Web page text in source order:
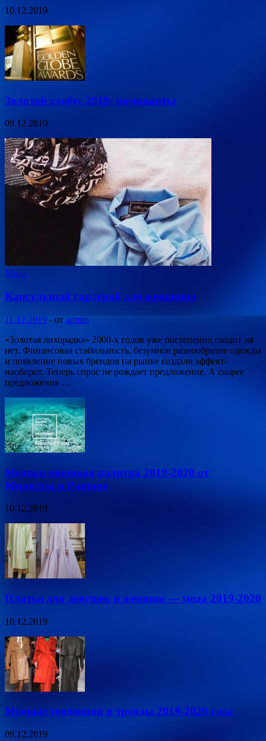
10.12.2019
Золотой глобус 2019: номинанты
09.12.2019
Мода
Капсульный гардероб для женщины
11.12.2019 - от admin
«Золотая лихорадка» 2000-х годов уже постепенно сходит на
нет. Финансовая стабильность, безумное разнообразие одежды
и появление новых брендов на рынке создали эффект-
наоборот. Теперь спрос не рождает предложение. А скорее
предложения …
Модная цветовая палитра 2019-2020 от
Милитты и Pantone
10.12.2019
Платья для девушек и женщин — мода 2019-2020
10.12.2019
Модные тенденции и тренды 2019-2020 года
09.12.2019